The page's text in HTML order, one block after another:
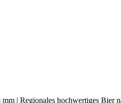
| Regionales hochwertiges Bier